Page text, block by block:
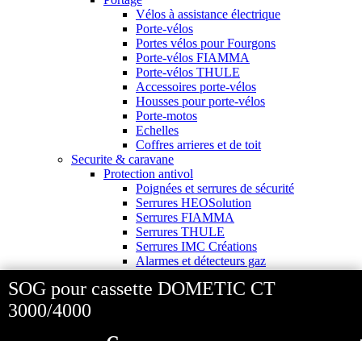
SOG pour cassette DOMETIC CT
3000/4000
Vélos à assistance électrique
Porte-vélos
Portes vélos pour Fourgons
Porte-vélos FIAMMA
Porte-vélos THULE
Accessoires porte-vélos
Housses pour porte-vélos
Porte-motos
Echelles
Coffres arrieres et de toit
Securite & caravane
Protection antivol
Poignées et serrures de sécurité
Serrures HEOSolution
Serrures FIAMMA
Serrures THULE
Serrures IMC Créations
Alarmes et détecteurs gaz
Antivols